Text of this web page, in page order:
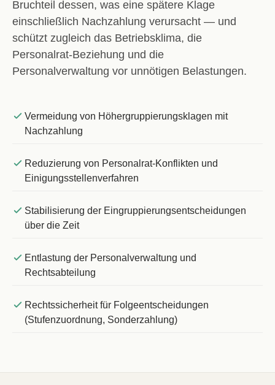
Bruchteil dessen, was eine spätere Klage
einschließlich Nachzahlung verursacht — und
schützt zugleich das Betriebsklima, die
Personalrat-Beziehung und die
Personalverwaltung vor unnötigen Belastungen.
Vermeidung von Höhergruppierungsklagen mit
Nachzahlung
Reduzierung von Personalrat-Konflikten und
Einigungsstellenverfahren
Stabilisierung der Eingruppierungsentscheidungen
über die Zeit
Entlastung der Personalverwaltung und
Rechtsabteilung
Rechtssicherheit für Folgeentscheidungen
(Stufenzuordnung, Sonderzahlung)